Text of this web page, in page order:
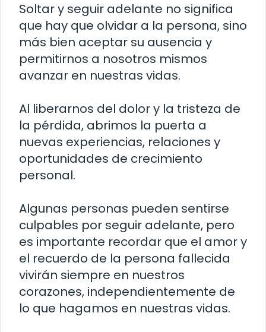
Soltar y seguir adelante no significa
que hay que olvidar a la persona, sino
más bien aceptar su ausencia y
permitirnos a nosotros mismos
avanzar en nuestras vidas.
Al liberarnos del dolor y la tristeza de
la pérdida, abrimos la puerta a
nuevas experiencias, relaciones y
oportunidades de crecimiento
personal.
Algunas personas pueden sentirse
culpables por seguir adelante, pero
es importante recordar que el amor y
el recuerdo de la persona fallecida
vivirán siempre en nuestros
corazones, independientemente de
lo que hagamos en nuestras vidas.